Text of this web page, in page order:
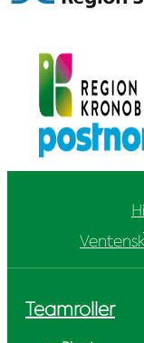
Teamroller